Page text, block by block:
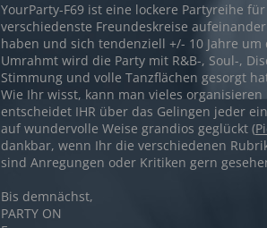
YourParty-F69 ist eine lockere Partyreihe
verschiedenste Freundeskreise
haben und sich tendenziell +/- 10 Jahre um
Umrahmt wird die Party mit R&B-, Soul-,
Stimmung und volle Tanzflächen gesorgt
Wie Ihr wisst, kann man vieles
entscheidet IHR über das Gelingen jeder
auf wundervolle Weise grandios geglückt (
dankbar, wenn Ihr die verschiedenen
sind Anregungen oder Kritiken gern
Bis demnächst,
PARTY ON